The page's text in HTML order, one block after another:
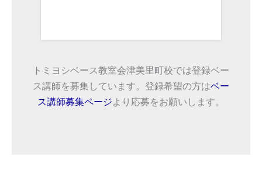
トミヨシベース教室会津美里町校では登録ベー
ス講師を募集しています。登録希望の方はベー
ス講師募集ページより応募をお願いします。